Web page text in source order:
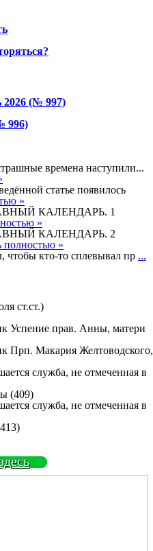
(№ 997)
996)
времена наступили...
статье появилось
»
КАЛЕНДАРЬ. 1
»
КАЛЕНДАРЬ. 2
полностью »
чтобы кто-то сплевывал пр ...
ст.ст.)
Успение прав. Анны, матери
Прп. Макария Желтоводского,
(409)